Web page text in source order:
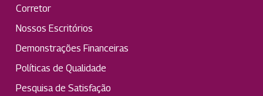
Corretor
Nossos Escritórios
Demonstrações Financeiras
Políticas de Qualidade
Pesquisa de Satisfação